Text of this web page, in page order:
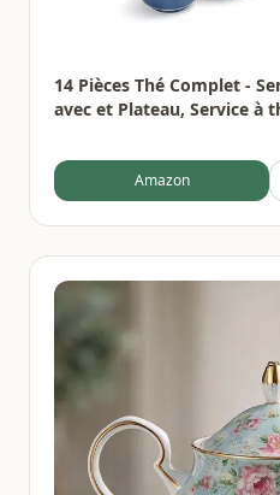
14 Pièces Thé Complet -
avec et Plateau, Service à
Isolées de 120 ml,220ml
Amazon